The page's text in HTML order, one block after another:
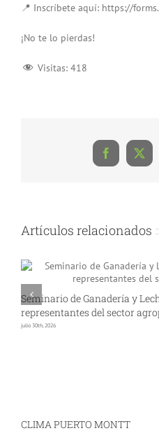
📍 Inscríbete aquí: https://
¡No te lo pierdas!
Visitas: 418
Facebook
X
Artículos relacionados
Seminario de Ganadería y
representantes del sector
julio 30th, 2026
CLIMA PUERTO MONTT